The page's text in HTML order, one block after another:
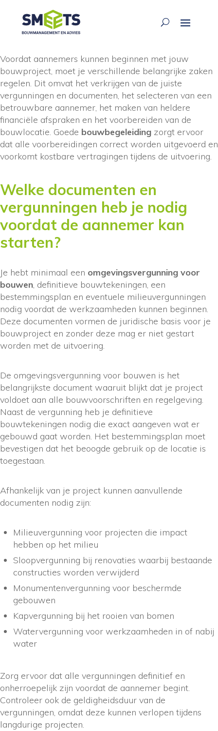
ariane waarsing
Voordat aannemers kunnen beginnen met jouw
bouwproject, moet je verschillende belangrijke zaken
regelen. Dit omvat het verkrijgen van de juiste
vergunningen en documenten, het selecteren van een
betrouwbare aannemer, het maken van heldere
financiële afspraken en het voorbereiden van de
bouwlocatie. Goede bouwbegeleiding zorgt ervoor
dat alle voorbereidingen correct worden uitgevoerd en
voorkomt kostbare vertragingen tijdens de uitvoering.
Welke documenten en
vergunningen heb je nodig
voordat de aannemer kan
starten?
Je hebt minimaal een omgevingsvergunning voor
bouwen , definitieve bouwtekeningen, een
bestemmingsplan en eventuele milieuvergunningen
nodig voordat de werkzaamheden kunnen beginnen.
Deze documenten vormen de juridische basis voor je
bouwproject en zonder deze mag er niet gestart
worden met de uitvoering.
De omgevingsvergunning voor bouwen is het
belangrijkste document waaruit blijkt dat je project
voldoet aan alle bouwvoorschriften en regelgeving.
Naast de vergunning heb je definitieve
bouwtekeningen nodig die exact aangeven wat er
gebouwd gaat worden. Het bestemmingsplan moet
bevestigen dat het beoogde gebruik op de locatie is
toegestaan.
Afhankelijk van je project kunnen aanvullende
documenten nodig zijn:
Milieuvergunning voor projecten die impact
hebben op het milieu
Sloopvergunning bij renovaties waarbij bestaande
constructies worden verwijderd
Monumentenvergunning voor beschermde
gebouwen
Kapvergunning bij het rooien van bomen
Watervergunning voor werkzaamheden in of nabij
water
Zorg ervoor dat alle vergunningen definitief en
onherroepelijk zijn voordat de aannemer begint.
Controleer ook de geldigheidsduur van de
vergunningen, omdat deze kunnen verlopen tijdens
langdurige projecten.